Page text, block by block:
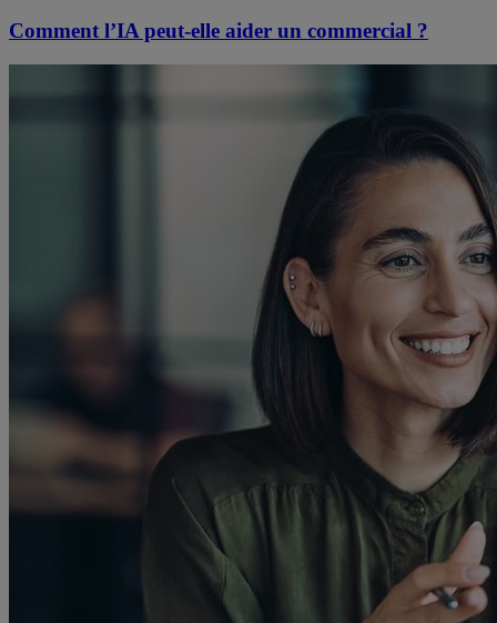
Comment l’IA peut-elle aider un commercial ?